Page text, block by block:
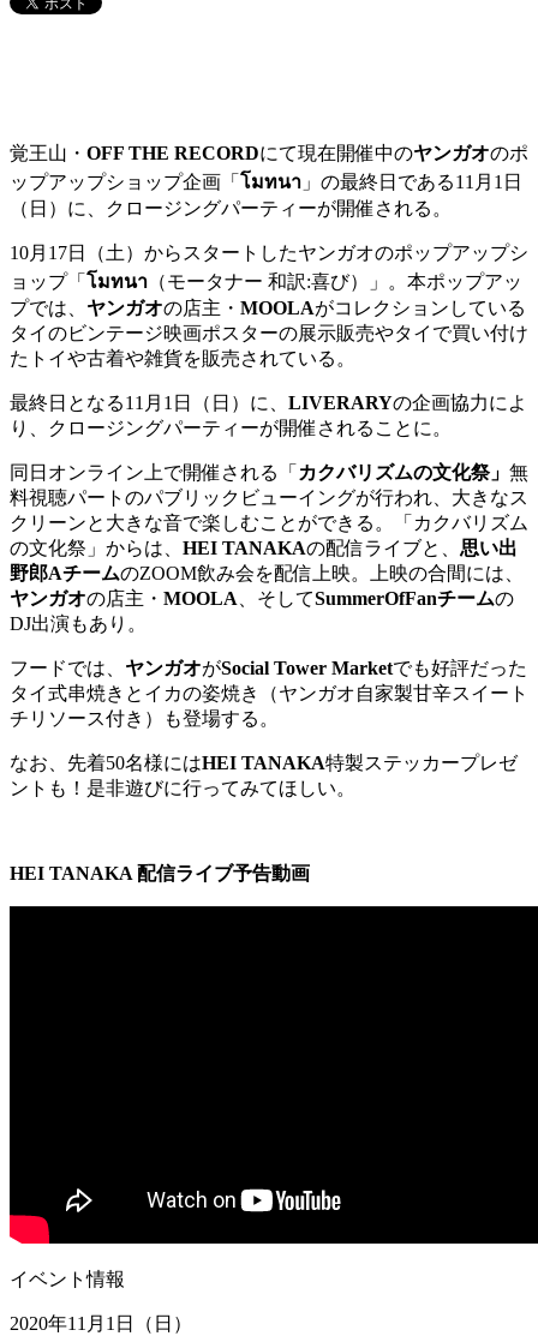
覚王山・ OFF THE RECORDにて現在開催中のヤンガオのポ
ップアップショップ企画「 โมทนา 」の最終日である11月1日
（日）に、クロージングパーティーが開催される。
10月17日（土）からスタートしたヤンガオのポップアップシ
ョップ「 โมทนา （モータナー 和訳:喜び）」。本ポップアッ
プでは、 ヤンガオの店主・ MOOLAがコレクションしている
タイのビンテージ映画ポスターの展示販売やタイで買い付け
たトイや古着や雑貨を販売されている。
最終日となる11月1日（日）に、 LIVERARYの企画協力によ
り、クロージングパーティーが開催されることに。
同日オンライン上で開催される「 カクバリズムの文化祭」 無
料視聴パートのパブリックビューイングが行われ、大きなス
クリーンと大きな音で楽しむことができる。「カクバリズム
の文化祭」からは、 HEI TANAKAの配信ライブと、 思い出
野郎AチームのZOOM飲み会を配信上映。上映の合間には、
ヤンガオの店主・ MOOLA 、そしてSummerOfFanチームの
DJ出演もあり。
フードでは、 ヤンガオがSocial Tower Marketでも好評だった
タイ式串焼きとイカの姿焼き（ヤンガオ自家製甘辛スイート
チリソース付き）も登場する。
なお、先着50名様にはHEI TANAKA特製ステッカープレゼ
ントも！是非遊びに行ってみてほしい。
HEI TANAKA 配信ライブ予告動画
イベント情報
2020年11月1日（日）